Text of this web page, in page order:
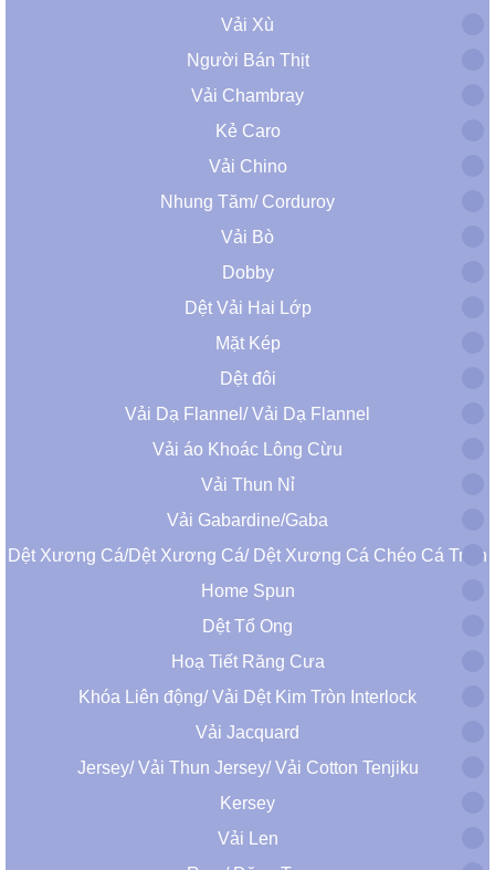
Vải Xù
Người Bán Thịt
Vải Chambray
Kẻ Caro
Vải Chino
Nhung Tăm/ Corduroy
Vải Bò
Dobby
Dệt Vải Hai Lớp
Mặt Kép
Dệt đôi
Vải Dạ Flannel/ Vải Dạ Flannel
Vải áo Khoác Lông Cừu
Vải Thun Nỉ
Vải Gabardine/Gaba
Dệt Xương Cá/Dệt Xương Cá/ Dệt Xương Cá Chéo Cá Trích
Home Spun
Dệt Tổ Ong
Hoạ Tiết Răng Cưa
Khóa Liên động/ Vải Dệt Kim Tròn Interlock
Vải Jacquard
Jersey/ Vải Thun Jersey/ Vải Cotton Tenjiku
Kersey
Vải Len